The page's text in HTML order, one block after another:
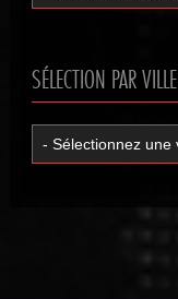
SÉLECTION PAR VILLE